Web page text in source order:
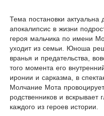
Тема постановки актуальна
апокалипсис в жизни
героя мальчика по имени
уходит из семьи. Юноша
вранья и предательства,
того момента его
иронии и сарказма, в
Молчание Мота
родственников и
каждого из героев истории.